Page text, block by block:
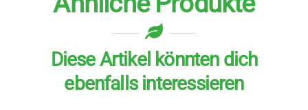
Diese Artikel könnten dich
ebenfalls interessieren